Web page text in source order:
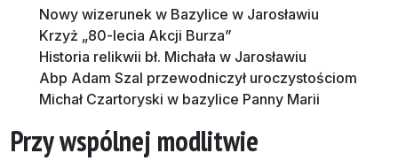
Przy wspólnej modlitwie
Nowy wizerunek w Bazylice w Jarosławiu
Krzyż „80-lecia Akcji Burza”
Historia relikwii bł. Michała w Jarosławiu
Abp Adam Szal przewodniczył uroczystościom
Michał Czartoryski w bazylice Panny Marii